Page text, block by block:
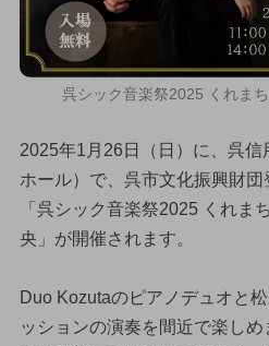
呉シック音楽祭2025 くれま
2025年1月26日（日）に、呉
ホール）で、呉市文化振興財
「呉シック音楽祭2025 くれま
央」が開催されます。
Duo Kozutaのピアノデュオと
ッションの演奏を間近で楽し